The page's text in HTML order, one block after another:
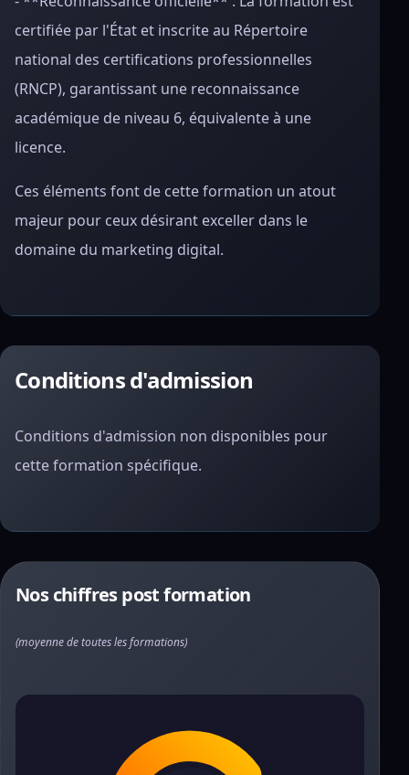
certifiée par l'État et inscrite au Répertoire
national des certifications professionnelles
(RNCP), garantissant une reconnaissance
académique de niveau 6, équivalente à une
licence.
Ces éléments font de cette formation un atout
majeur pour ceux désirant exceller dans le
domaine du marketing digital.
Conditions d'admission
Conditions d'admission non disponibles pour
cette formation spécifique.
Nos chiffres post formation
(moyenne de toutes les formations)